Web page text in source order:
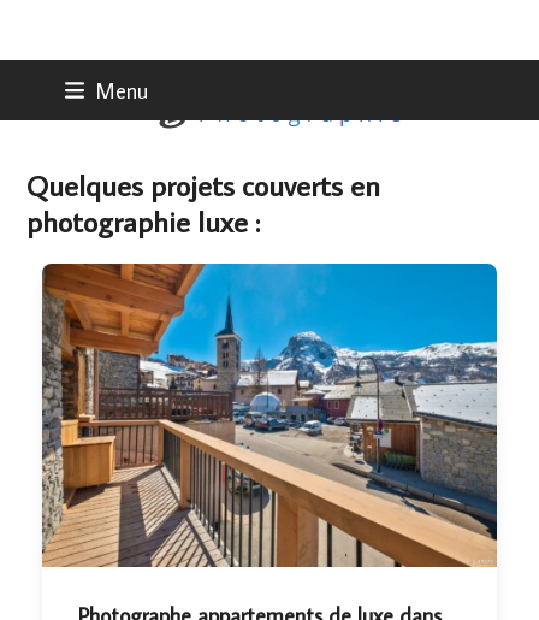
Menu
Quelques projets couverts en
photographie luxe :